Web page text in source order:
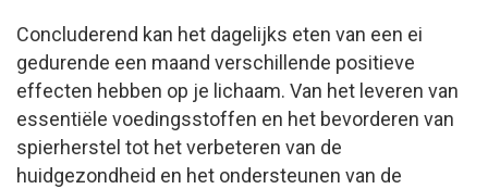
Concluderend kan het dagelijks eten van een ei
gedurende een maand verschillende positieve
effecten hebben op je lichaam. Van het leveren van
essentiële voedingsstoffen en het bevorderen van
spierherstel tot het verbeteren van de
huidgezondheid en het ondersteunen van de